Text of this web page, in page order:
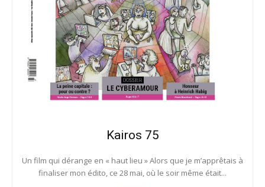
Kairos 75
Un film qui dérange en « haut lieu » Alors que je m’apprêtais à
finaliser mon édito, ce 28 mai, où le soir même était...